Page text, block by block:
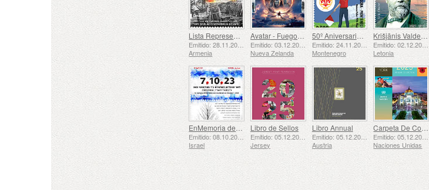
Lista Representativa del Patrimonio Cultural Inmaterial de la Humanidad de la UNESCO - La Tradición de la Herrería en Gyumri
Armenia
Avatar - Fuego y Ceniza
Nueva Zelanda
50º Aniversario de la Fundación del Bar Scout 24 de Noviembre
Emitido: 24.11.2025
Montenegro
Krišjānis Valdemārs
Letonia
EnMemoria de los Caídos y Asesinados el 7 de Octubre de 2023
Israel
Libro de Sellos
Jersey
Libro Annual
Emitido: 05.12.2025
Austria
Carpeta De Colección Anual (Nueva York)
Naciones Unidas